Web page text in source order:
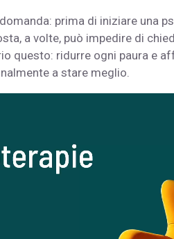
prima di iniziare una
a volte, può impedire di
questo: ridurre ogni paura e
a stare meglio.